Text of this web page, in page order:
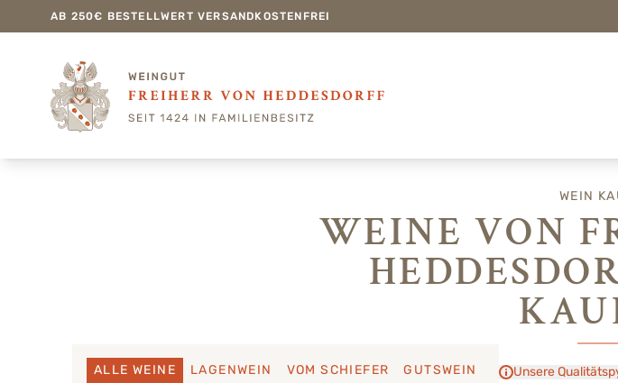
AB 250€ BESTELLWERT VERSANDKOSTENFREI
WEIN
WEINE VON
ALLE WEINE LAGENWEIN VOM SCHIEFER GUTSWEIN Unsere